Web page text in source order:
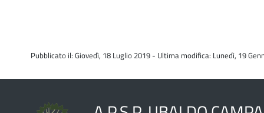
Pubblicato il: Giovedì, 18 Luglio 2019 - Ultima modifica: Lunedì, 19